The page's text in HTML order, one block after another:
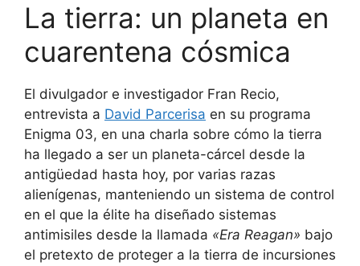
La tierra: un planeta en
cuarentena cósmica
El divulgador e investigador Fran Recio,
entrevista a David Parcerisa en su programa
Enigma 03, en una charla sobre cómo la tierra
ha llegado a ser un planeta-cárcel desde la
antigüedad hasta hoy, por varias razas
alienígenas, manteniendo un sistema de control
en el que la élite ha diseñado sistemas
antimisiles desde la llamada «Era Reagan» bajo
el pretexto de proteger a la tierra de incursiones